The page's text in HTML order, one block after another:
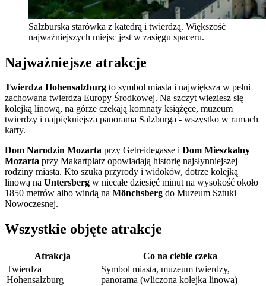
Salzburska starówka z katedrą i twierdzą. Większość
najważniejszych miejsc jest w zasięgu spaceru.
Najważniejsze atrakcje
Twierdza Hohensalzburg to symbol miasta i największa w pełni
zachowana twierdza Europy Środkowej. Na szczyt wieziesz się
kolejką linową, na górze czekają komnaty książęce, muzeum
twierdzy i najpiękniejsza panorama Salzburga - wszystko w ramach
karty.
Dom Narodzin Mozarta przy Getreidegasse i Dom Mieszkalny
Mozarta przy Makartplatz opowiadają historię najsłynniejszej
rodziny miasta. Kto szuka przyrody i widoków, dotrze kolejką
linową na Untersberg w niecałe dziesięć minut na wysokość około
1850 metrów albo windą na Mönchsberg do Muzeum Sztuki
Nowoczesnej.
Wszystkie objęte atrakcje
Atrakcja
Co na ciebie czeka
Twierdza
Hohensalzburg
Symbol miasta, muzeum twierdzy,
panorama (wliczona kolejka linowa)